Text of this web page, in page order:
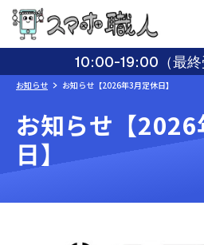
10:00-19:00（最終
お知らせ お知らせ【2026年3月定休日】
お知らせ【
日】